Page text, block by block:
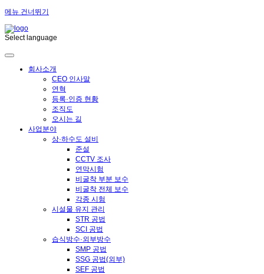
메뉴 건너뛰기
Select language
회사소개
CEO 인사말
연혁
등록·인증 현황
조직도
오시는 길
사업분야
상·하수도 설비
준설
CCTV 조사
연막시험
비굴착 부분 보수
비굴착 전체 보수
각종 시험
시설물 유지 관리
STR 공법
SCI 공법
습식방수·외부방수
SMP 공법
SSG 공법(외부)
SEF 공법